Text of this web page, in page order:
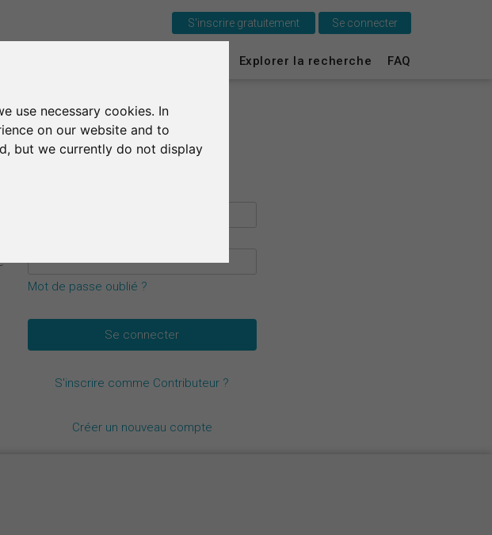
use necessary cookies. In
on our website and to
but we currently do not display
Explorer la recherche FAQ
S'inscrire gratuitement Se connecter
*
Mot de passe oublié ?
S'inscrire comme Contributeur ?
Créer un nouveau compte